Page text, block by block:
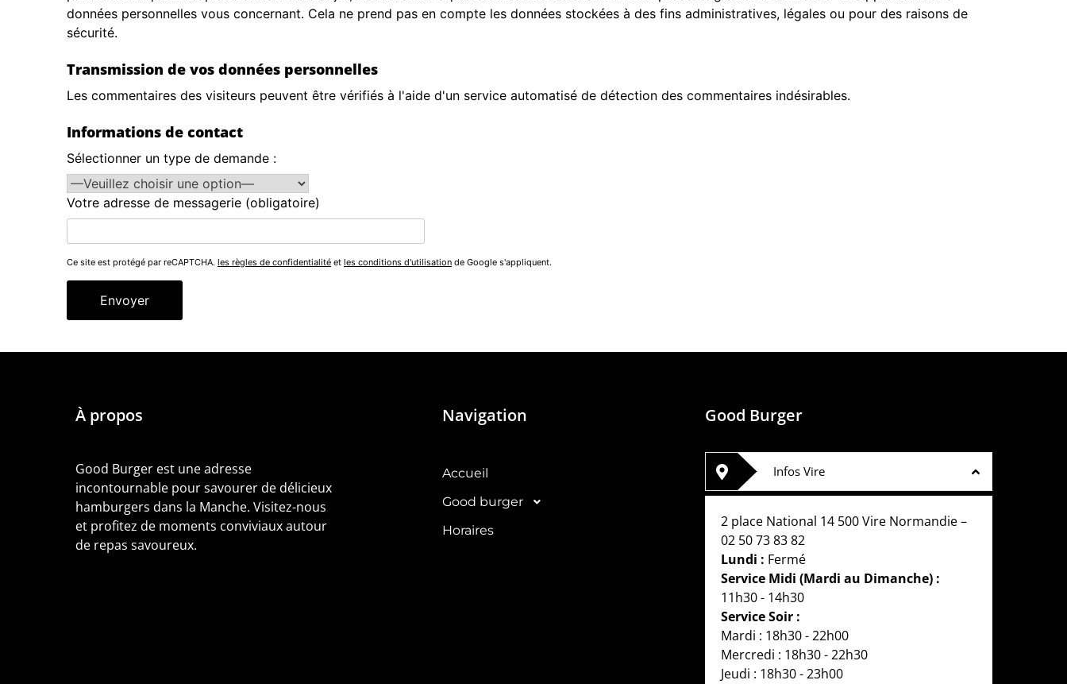
données personnelles vous concernant. Cela ne prend pas en compte les données stockées à des fins administratives, légales ou pour des raisons de
sécurité.
Transmission de vos données personnelles
Les commentaires des visiteurs peuvent être vérifiés à l'aide d'un service automatisé de détection des commentaires indésirables.
Informations de contact
Sélectionner un type de demande :
Votre adresse de messagerie (obligatoire)
Ce site est protégé par reCAPTCHA. les règles de confidentialité et les conditions d'utilisation de Google s'appliquent.
À propos
Good Burger est une adresse
incontournable pour savourer de délicieux
hamburgers dans la Manche. Visitez-nous
et profitez de moments conviviaux autour
de repas savoureux.
Navigation
Accueil
Good burger
Horaires
Good Burger
Infos Vire
2 place National 14 500 Vire Normandie –
02 50 73 83 82
Lundi : Fermé
Service Midi (Mardi au Dimanche) :
11h30 - 14h30
Service Soir :
Mardi : 18h30 - 22h00
Mercredi : 18h30 - 22h30
Jeudi : 18h30 - 23h00